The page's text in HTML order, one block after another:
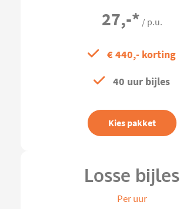
27,-* / p.u.
€ 440,- korting
40 uur bijles
Kies pakket
Losse bijles
Per uur